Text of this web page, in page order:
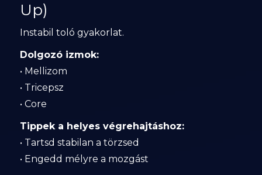
Up)
Instabil toló gyakorlat.
Dolgozó izmok:
• Mellizom
• Tricepsz
• Core
Tippek a helyes végrehajtáshoz:
• Tartsd stabilan a törzsed
• Engedd mélyre a mozgást